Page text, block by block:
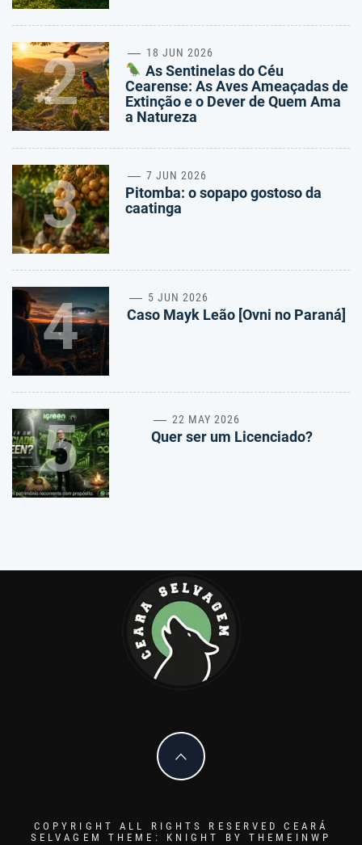
2 18 JUN 2026
As Sentinelas do Céu
Cearense: As Aves Ameaçadas de
Extinção e o Dever de Quem Ama
a Natureza
3 7 JUN 2026
Pitomba: o sopapo gostoso da
caatinga
4 5 JUN 2026
Caso Mayk Leão [Ovni no Paraná]
5 22 MAY 2026
Quer ser um Licenciado?
COPYRIGHT ALL RIGHTS RESERVED CEARÁ
SELVAGEM THEME: KNIGHT BYTHEMEINWP